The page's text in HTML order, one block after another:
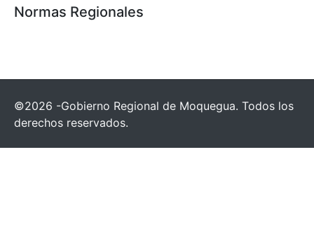
Normas Regionales
©2026 -Gobierno Regional de Moquegua. Todos los
derechos reservados.